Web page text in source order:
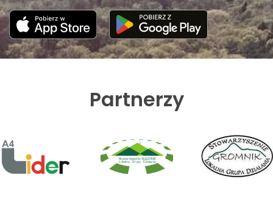
Partnerzy